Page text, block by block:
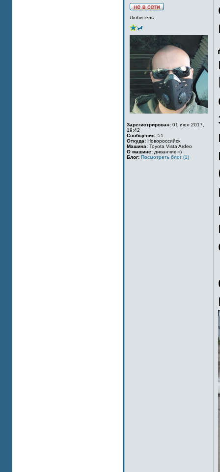
Любитель
Зарегистрирован: 01 июл 2017,
19:42
Сообщения: 51
Откуда: Новороссийск
Машина: Toyota Vista Ardeo
О машине: диванчик =)
Блог: Посмотреть блог (1)